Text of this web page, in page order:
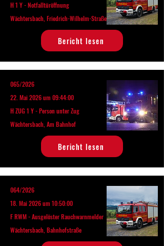
H 1 Y - Notfalltüröffnung
Wächtersbach, Friedrich-Wilhelm-Straße
Bericht lesen
065/2026
22. Mai 2026 um 09:44:00
H ZUG 1 Y - Person unter Zug
Wächtersbach, Am Bahnhof
Bericht lesen
064/2026
18. Mai 2026 um 10:50:00
F RWM - Ausgelöster Rauchwarnmelder
Wächtersbach, Bahnhofstraße